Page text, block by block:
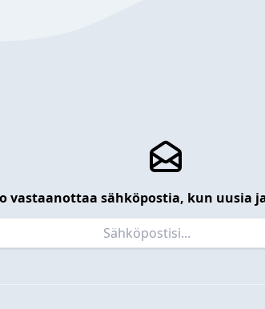
vastaanottaa sähköpostia, kun uusia